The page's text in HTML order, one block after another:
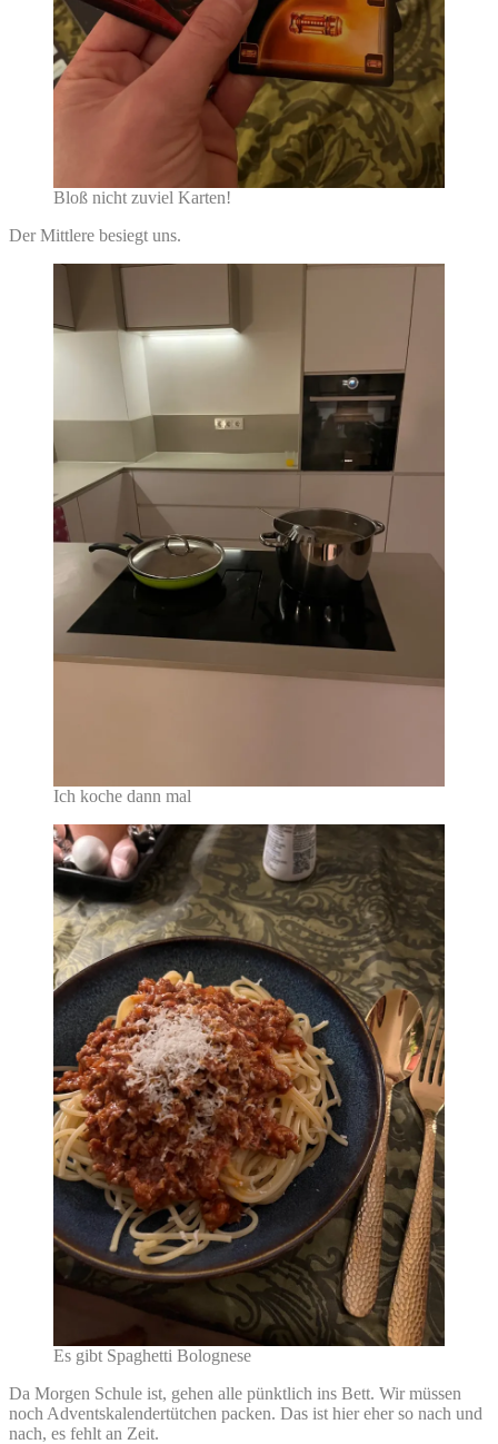
Bloß nicht zuviel Karten!
Der Mittlere besiegt uns.
Ich koche dann mal
Es gibt Spaghetti Bolognese
Da Morgen Schule ist, gehen alle pünktlich ins Bett. Wir müssen
noch Adventskalendertütchen packen. Das ist hier eher so nach und
nach, es fehlt an Zeit.